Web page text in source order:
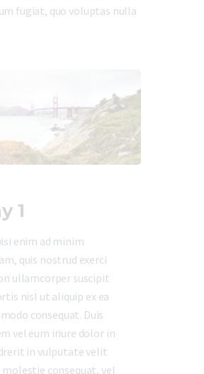
fugiat, quo voluptas nulla
1
enim ad minim
quis nostrud exerci
ullamcorper suscipit
nisl ut aliquip ex ea
consequat. Duis
vel eum iriure dolor in
in vulputate velit
molestie consequat, vel